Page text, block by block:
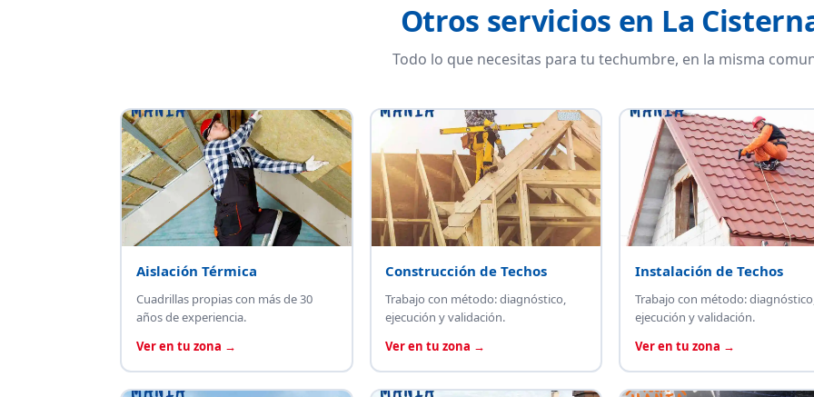
Otros servicios en La
Todo lo que necesitas para tu techumbre, en la misma
Aislación Térmica
Cuadrillas propias con más de 30
años de experiencia.
Ver en tu zona →
Construcción de Techos
Trabajo con método: diagnóstico,
ejecución y validación.
Ver en tu zona →
Instalación de Techos
Trabajo con método:
ejecución y validación.
Ver en tu zona →